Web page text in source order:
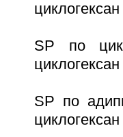
SP по
SP по